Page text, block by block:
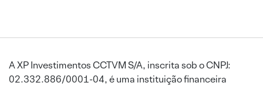
A XP Investimentos CCTVM S/A, inscrita sob o CNPJ:
02.332.886/0001-04, é uma instituição financeira